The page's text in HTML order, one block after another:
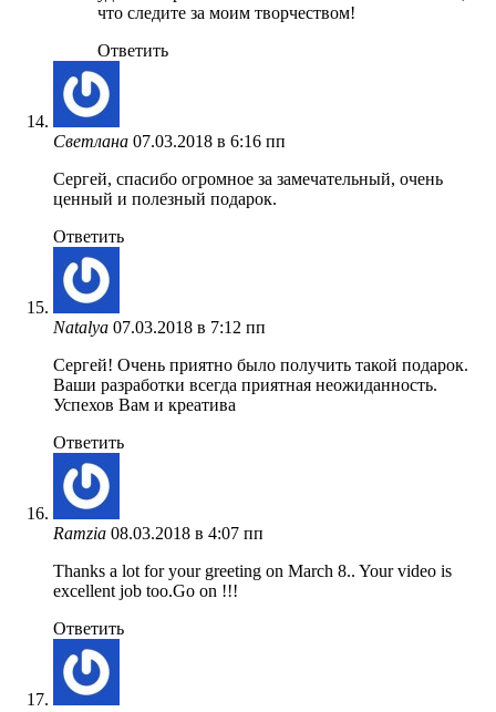
что следите за моим творчеством!
Ответить
Светлана 07.03.2018 в 6:16 пп
Сергей, спасибо огромное за замечательный, очень
ценный и полезный подарок.
Ответить
Natalya 07.03.2018 в 7:12 пп
Сергей! Очень приятно было получить такой подарок.
Ваши разработки всегда приятная неожиданность.
Успехов Вам и креатива
Ответить
Ramzia 08.03.2018 в 4:07 пп
Thanks a lot for your greeting on March 8.. Your video is
excellent job too.Go on !!!
Ответить